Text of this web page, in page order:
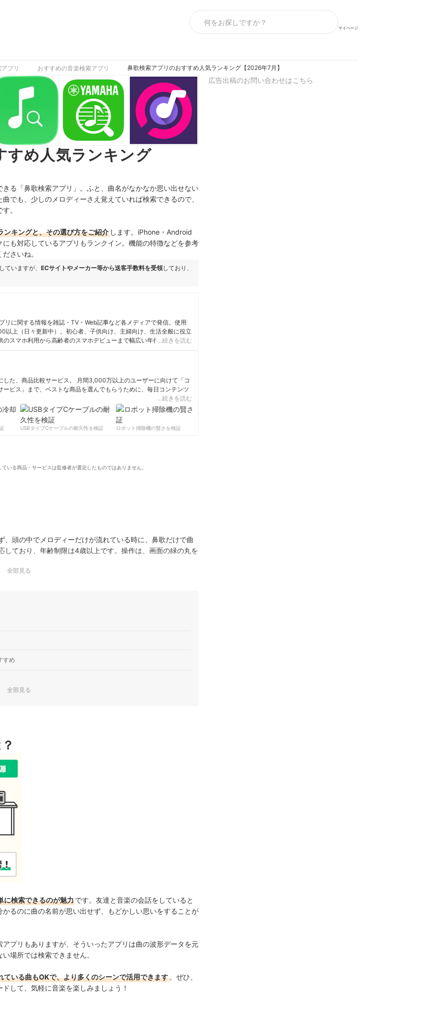
マイページ
プリ おすすめの音楽検索アプリ 鼻歌検索アプリのおすすめ人気ランキング【2026年7月】
すめ人気ランキング
る「鼻歌検索アプリ」。ふと、曲名がなかなか思い出せない
でも、少しのメロディーさえ覚えていれば検索できるので、
。
ンキングと、その選び方をご紹介 します。iPhone・Android
も対応しているアプリもランクイン。機能の特徴などを参考
さいね。
ていますが、 ECサイトやメーカー等から送客手数料を受領しており、
リに関する情報を雑誌・TV・Web記事など各メディアで発信。使用
以上（日々更新中）。初心者、子供向け、主婦向け、生活全般に役立
スマホ利用から高齢者のスマホデビューまで幅広い年代にアプロー
…続きを読む
した、商品比較サービス。 月間3,000万以上のユーザーに向けて「コ
ビス」まで、ベストな商品を選んでもらうために、毎日コンテンツ
…続きを読む
USBタイプCケーブルの耐久性を検証 ロボット掃除機の賢さを検証
いる商品・サービスは監修者が選定したものではありません。
頭の中でメロディーだけが流れている時に、鼻歌だけで曲
しており、年齢制限は4歳以上です。操作は、画面の緑の丸を
ドしたいときに…
やアルバムの曲まで教えてくれるアプリです。探した曲
ことができます。SNSでの共有に加え、パーティーモード
曲名とアーティスト名を認識できるのが特徴。カフェやクラ
の検索にも活用でき…
全部見る
すめ
全部見る
に検索できるのが魅力です。友達と音楽の会話をしていると
るのに曲の名前が思い出せず、もどかしい思いをすることが
プリもありますが、そういったアプリは曲の波形データを元
場所では検索できません。
いる曲もOKで、より多くのシーンで活用できます。ぜひ、
して、気軽に音楽を楽しみましょう！
広告出稿のお問い合わせはこちら